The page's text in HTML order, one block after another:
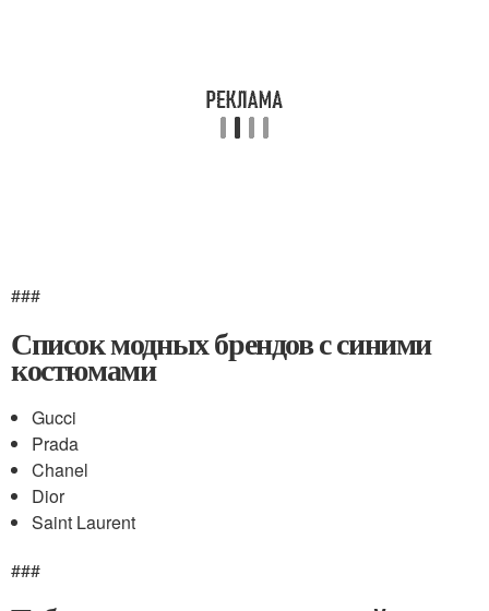
###
Список модных брендов с синими
костюмами
Gucci
Prada
Chanel
Dior
Saint Laurent
###